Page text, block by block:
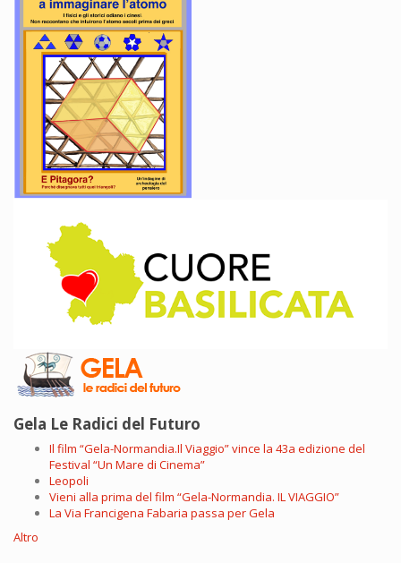
Gela Le Radici del Futuro
Il film “Gela-Normandia.Il Viaggio” vince la 43a edizione del
Festival “Un Mare di Cinema”
Leopoli
Vieni alla prima del film “Gela-Normandia. IL VIAGGIO”
La Via Francigena Fabaria passa per Gela
Altro